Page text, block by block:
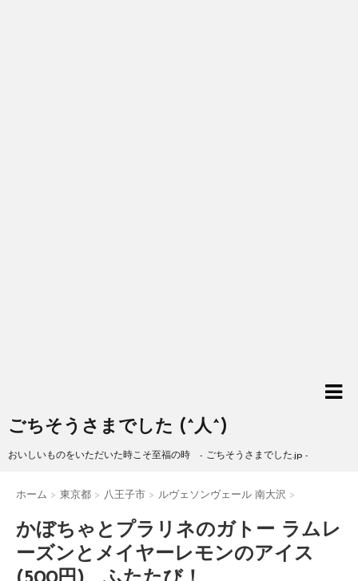
ごちそうさまでした (^人^)
おいしいものをいただいた時こそ至福の時 - ごちそうさまでした.jp -
ホーム > 東京都 > 八王子市 > ルヴェソンヴェール 南大沢 >
かぼちゃとプラリネのガトー ラムレ
ーズンとメイヤーレモンのアイス